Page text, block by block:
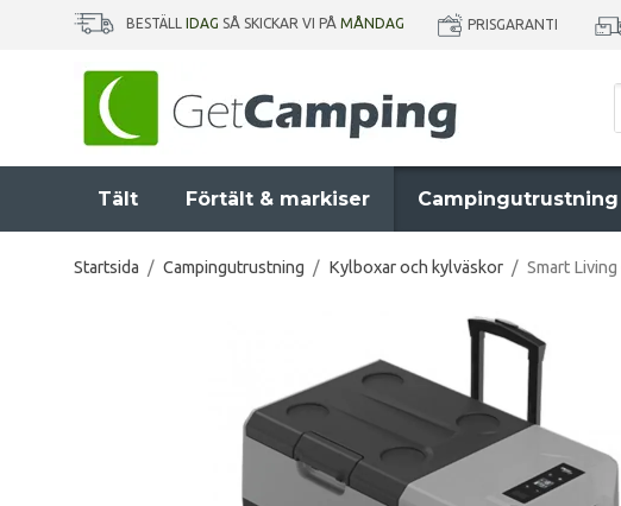
BESTÄLL IDAG SÅ SKICKAR VI PÅ MÅNDAG PRISGARANTI
Tält Förtält & markiser Campingutrustning
Startsida / Campingutrustning / Kylboxar och kylväskor / Smart